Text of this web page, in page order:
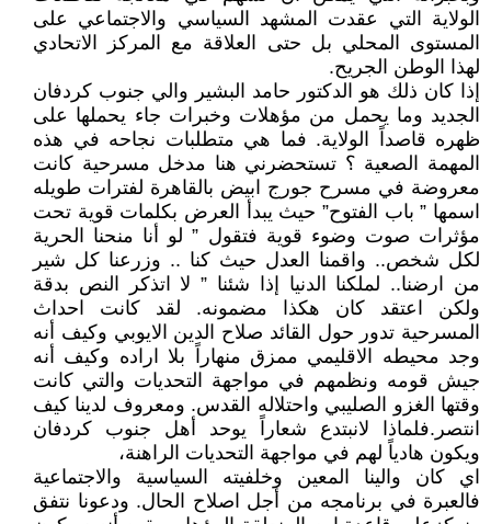
الولاية التي عقدت المشهد السياسي والاجتماعي على
المستوى المحلي بل حتى العلاقة مع المركز الاتحادي
لهذا الوطن الجريح.
إذا كان ذلك هو الدكتور حامد البشير والي جنوب كردفان
الجديد وما يحمل من مؤهلات وخبرات جاء يحملها على
ظهره قاصداً الولاية. فما هي متطلبات نجاحه في هذه
المهمة الصعية ؟ تستحضرني هنا مدخل مسرحية كانت
معروضة في مسرح جورج ابيض بالقاهرة لفترات طويله
اسمها ” باب الفتوح” حيث يبدأ العرض بكلمات قوية تحت
مؤثرات صوت وضوء قوية فتقول ” لو أنا منحنا الحرية
لكل شخص.. واقمنا العدل حيث كنا .. وزرعنا كل شير
من ارضنا.. لملكنا الدنيا إذا شئنا ” لا اتذكر النص بدقة
ولكن اعتقد كان هكذا مضمونه. لقد كانت احداث
المسرحية تدور حول القائد صلاح الدين الايوبي وكيف أنه
وجد محيطه الاقليمي ممزق منهاراً بلا اراده وكيف أنه
جيش قومه ونظمهم في مواجهة التحديات والتي كانت
وقتها الغزو الصليبي واحتلاله القدس. ومعروف لدينا كيف
انتصر.فلماذا لانبتدع شعاراً يوحد أهل جنوب كردفان
ويكون هادياً لهم في مواجهة التحديات الراهنة،
اي كان والينا المعين وخلفيته السياسية والاجتماعية
فالعبرة في برنامجه من أجل اصلاح الحال. ودعونا نتفق